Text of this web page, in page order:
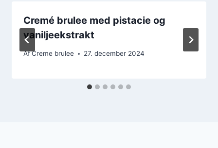
Cremé brulee med pistacie og
vaniljeekstrakt
AfCreme brulee 27. december 2024